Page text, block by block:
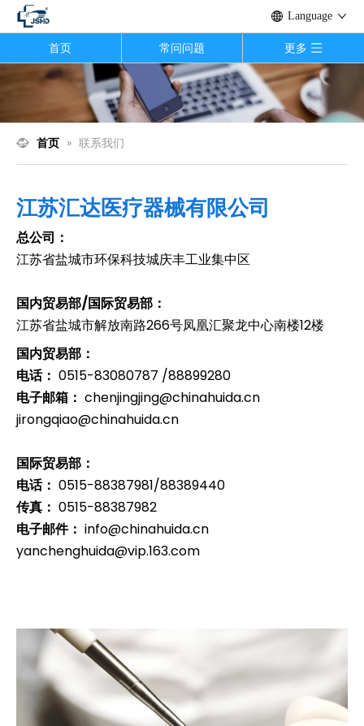
Language
首页 常问问题 更多
首页 » 联系我们
江苏汇达医疗器械有限公司
总公司：
江苏省盐城市环保科技城庆丰工业集中区
国内贸易部/国际贸易部：
江苏省盐城市解放南路266号凤凰汇聚龙中心南楼12楼
国内贸易部：
电话： 0515-83080787 /88899280
电子邮箱： chenjingjing@chinahuida.cn
jirongqiao@chinahuida.cn
国际贸易部：
电话： 0515-88387981/88389440
传真： 0515-88387982
电子邮件： info@chinahuida.cn
yanchenghuida@vip.163.com